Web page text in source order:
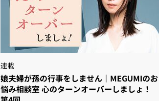
連載
娘夫婦が孫の行事をしません｜MEGUMIのお
悩み相談室 心のターンオーバーしましょ！